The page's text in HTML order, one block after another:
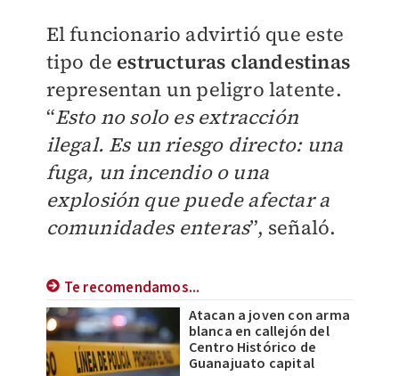
El funcionario advirtió que este
tipo de estructuras clandestinas
representan un peligro latente.
“Esto no solo es extracción
ilegal. Es un riesgo directo: una
fuga, un incendio o una
explosión que puede afectar a
comunidades enteras”, señaló.
Te recomendamos...
Atacan a joven con arma
blanca en callejón del
Centro Histórico de
Guanajuato capital